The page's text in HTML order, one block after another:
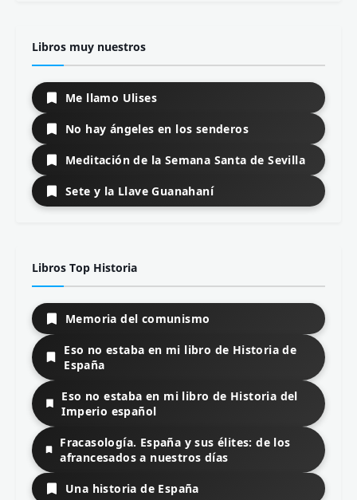
Libros muy nuestros
Me llamo Ulises
No hay ángeles en los senderos
Meditación de la Semana Santa de Sevilla
Sete y la Llave Guanahaní
Libros Top Historia
Memoria del comunismo
Eso no estaba en mi libro de Historia de
España
Eso no estaba en mi libro de Historia del
Imperio español
Fracasología. España y sus élites: de los
afrancesados a nuestros días
Una historia de España